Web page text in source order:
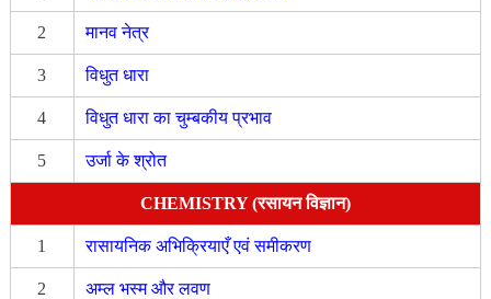
2 मानव नेत्र
3 विधुत धारा
4 विधुत धारा का चुम्बकीय प्रभाव
5 उर्जा के श्रोत
CHEMISTRY (रसायन विज्ञान)
1 रासायनिक अभिक्रियाएँ एवं समीकरण
2 अम्ल भस्म और लवण